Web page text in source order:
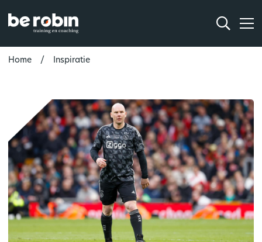
Home Inspiratie